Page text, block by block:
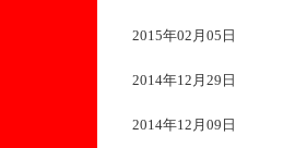
2015年02月05日
2014年12月29日
2014年12月09日